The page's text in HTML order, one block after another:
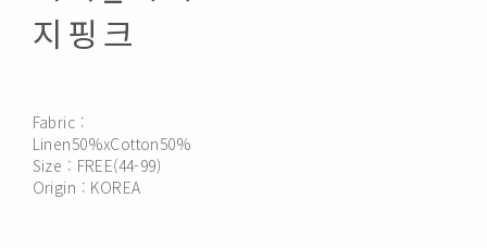
지핑크
Fabric :
Linen50%xCotton50%
Size : FREE(44-99)
Origin : KOREA